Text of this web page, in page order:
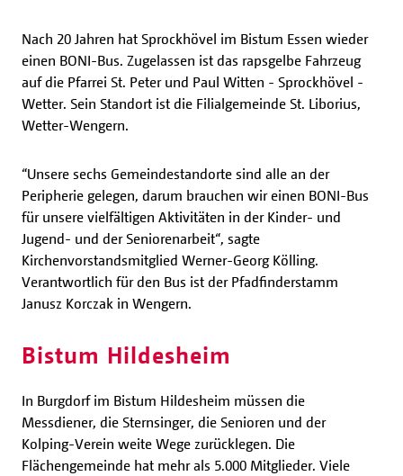
Nach 20 Jahren hat Sprockhövel im Bistum Essen wieder
einen BONI-Bus. Zugelassen ist das rapsgelbe Fahrzeug
auf die Pfarrei St. Peter und Paul Witten - Sprockhövel -
Wetter. Sein Standort ist die Filialgemeinde St. Liborius,
Wetter-Wengern.
“Unsere sechs Gemeindestandorte sind alle an der
Peripherie gelegen, darum brauchen wir einen BONI-Bus
für unsere vielfältigen Aktivitäten in der Kinder- und
Jugend- und der Seniorenarbeit“, sagte
Kirchenvorstandsmitglied Werner-Georg Kölling.
Verantwortlich für den Bus ist der Pfadfinderstamm
Janusz Korczak in Wengern.
Bistum Hildesheim
In Burgdorf im Bistum Hildesheim müssen die
Messdiener, die Sternsinger, die Senioren und der
Kolping-Verein weite Wege zurücklegen. Die
Flächengemeinde hat mehr als 5.000 Mitglieder. Viele